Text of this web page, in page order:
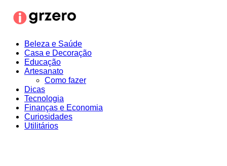
para
Beleza e Saúde
Casa e Decoração
Educação
Artesanato
Como fazer
Dicas
Tecnologia
Finanças e Economia
Curiosidades
Utilitários